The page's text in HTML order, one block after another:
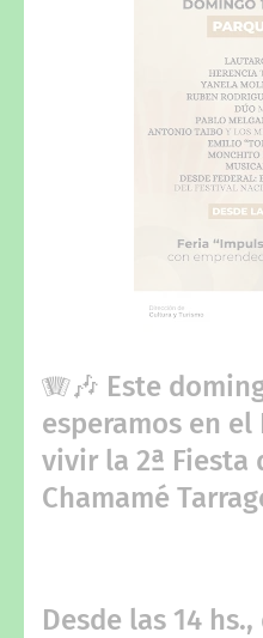
🪗🎶 Este
esperamos en el
vivir la 2ª Fiesta
Chamamé
Desde las 14